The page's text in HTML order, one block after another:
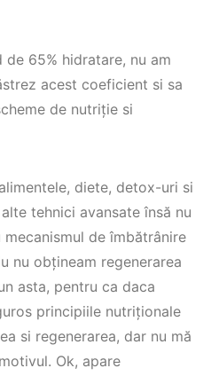
de 65% hidratare, nu am
acest coeficient si sa
de nutriție si
diete, detox-uri si
tehnici avansate însă nu
de îmbătrânire
nu obțineam regenerarea
asta, pentru ca daca
principiile nutriționale
si regenerarea, dar nu mă
Ok, apare